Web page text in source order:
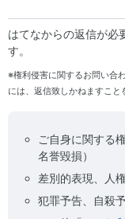
はてなからの返信が必
す。
※権利侵害に関するお問い合
には、返信致しかねますこと
ご自身に関する
名誉毀損）
差別的表現、人
犯罪予告、自殺